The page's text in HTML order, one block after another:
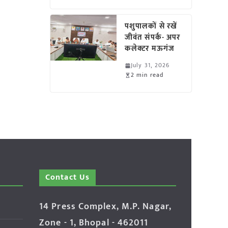
पशुपालकों से रखें
जीवंत संपर्क- अपर
कलेक्टर मऊगंज
July 31, 2026
2 min read
Contact Us
14 Press Complex, M.P. Nagar,
Zone - 1, Bhopal - 462011